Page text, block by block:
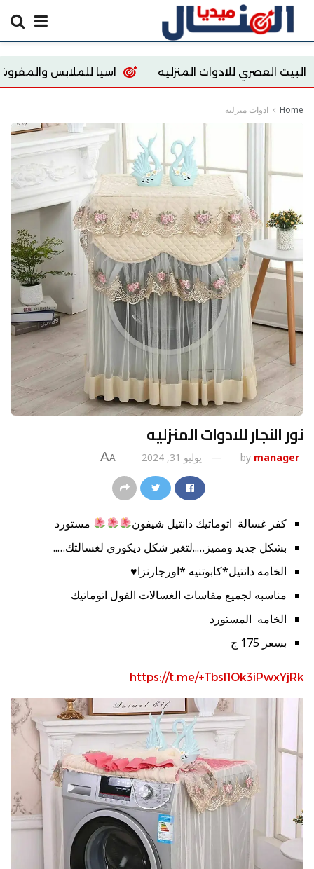
للادوات المنزليه اسيا للملابس والمفروشات
Home ادوات منزلية
نور النجار للادوات المنزليه
by manager يوليو 31, 2024 A
A
كفر غسالة اتوماتيك دانتيل شيفون
مستورد
بشكل جديد ومميز…..لتغير شكل ديكوري لغسالتك…..
الخامه دانتيل*كابوتنيه *اورجارنزا♥
مناسبه لجميع مقاسات الغسالات الفول اتوماتيك
الخامه المستورد
بسعر 175 ج
https://t.me/+TbsI1Ok3iPwxYjRk